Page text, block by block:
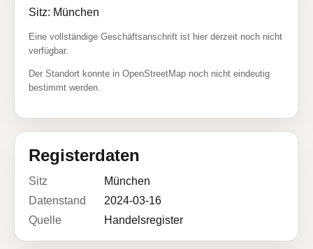
Sitz: München
Eine vollständige Geschäftsanschrift ist hier derzeit noch nicht
verfügbar.
Der Standort konnte in OpenStreetMap noch nicht eindeutig
bestimmt werden.
Registerdaten
Sitz
München
Datenstand
2024-03-16
Quelle
Handelsregister